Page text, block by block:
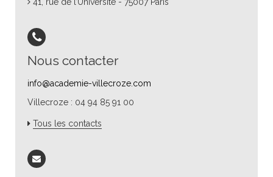
Nous contacter
info@academie-villecroze.com
Villecroze : 04 94 85 91 00
Tous les contacts